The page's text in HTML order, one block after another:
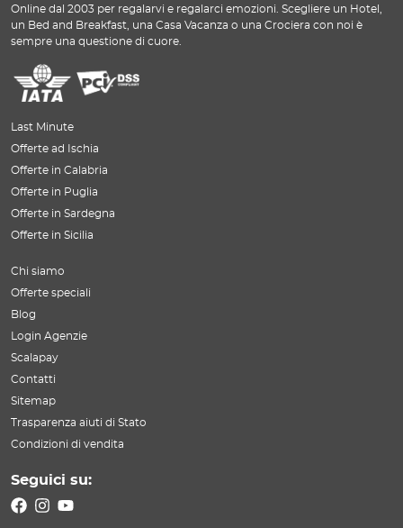
Online dal 2003 per regalarvi e regalarci emozioni. Scegliere un Hotel,
un Bed and Breakfast, una Casa Vacanza o una Crociera con noi è
sempre una questione di cuore.
Last Minute
Offerte ad Ischia
Offerte in Calabria
Offerte in Puglia
Offerte in Sardegna
Offerte in Sicilia
Chi siamo
Offerte speciali
Blog
Login Agenzie
Scalapay
Contatti
Sitemap
Trasparenza aiuti di Stato
Condizioni di vendita
Seguici su: